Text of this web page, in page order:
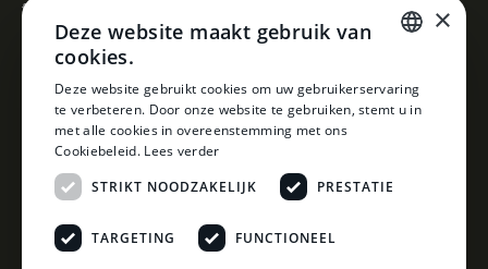
folgen sie uns
instagram
facebook
linkedin
DUTCH
×
Deze website maakt gebruik van
cookies.
Deze website gebruikt cookies om uw gebruikerservaring
te verbeteren. Door onze website te gebruiken, stemt u in
met alle cookies in overeenstemming met ons
Cookiebeleid. Lees verder
STRIKT NOODZAKELIJK
PRESTATIE
TARGETING FUNCTIONEEL